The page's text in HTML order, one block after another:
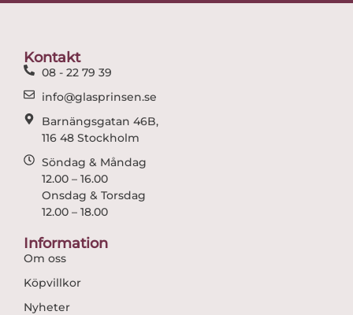
Kontakt
08 - 22 79 39
info@glasprinsen.se
Barnängsgatan 46B,
116 48 Stockholm
Söndag & Måndag
12.00 – 16.00
Onsdag & Torsdag
12.00 – 18.00
Information
Om oss
Köpvillkor
Nyheter